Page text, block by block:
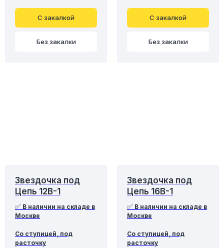
С закалкой
Без закалки
С закалкой
Без закалки
Звездочка под
Цепь 12B-1
✅ В наличии на складе в
Москве
Со ступицей, под
расточку
Звездочка под
Цепь 16B-1
✅ В наличии на складе в
Москве
Со ступицей, под
расточку